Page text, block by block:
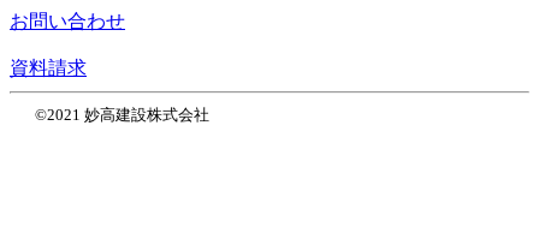
お問い合わせ
資料請求
©2021 妙高建設株式会社